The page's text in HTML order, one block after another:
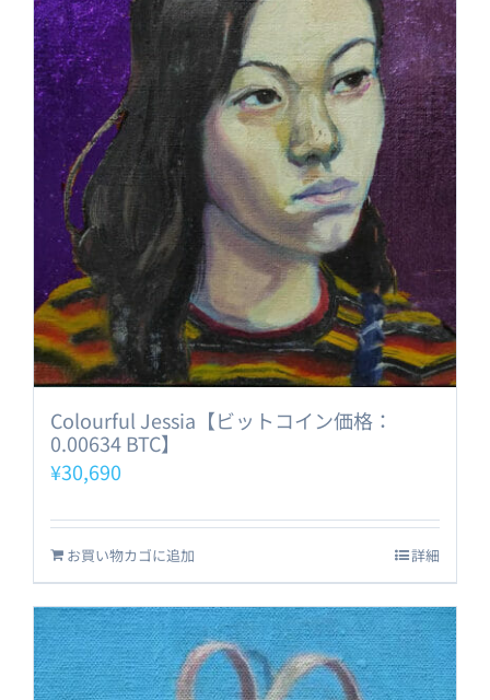
Colourful Jessia【ビットコイン価格：
0.00634 BTC】
¥30,690
お買い物カゴに追加 詳細